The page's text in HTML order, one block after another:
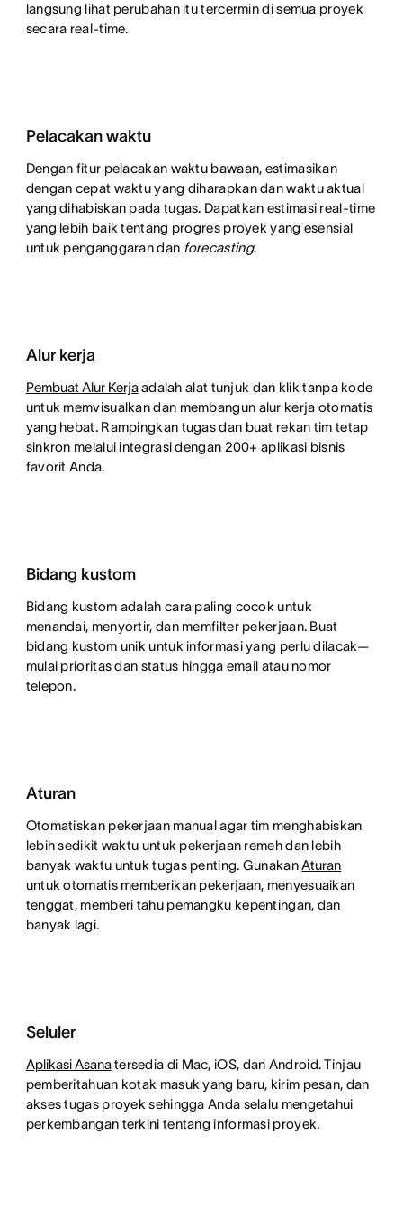
langsung lihat perubahan itu tercermin di semua proyek
secara real-time.
Pelacakan waktu
Dengan fitur pelacakan waktu bawaan, estimasikan
dengan cepat waktu yang diharapkan dan waktu aktual
yang dihabiskan pada tugas. Dapatkan estimasi real-time
yang lebih baik tentang progres proyek yang esensial
untuk penganggaran dan forecasting.
Alur kerja
Pembuat Alur Kerjaadalah alat tunjuk dan klik tanpa kode
untuk memvisualkan dan membangun alur kerja otomatis
yang hebat. Rampingkan tugas dan buat rekan tim tetap
sinkron melalui integrasi dengan 200+ aplikasi bisnis
favorit Anda.
Bidang kustom
Bidang kustom adalah cara paling cocok untuk
menandai, menyortir, dan memfilter pekerjaan. Buat
bidang kustom unik untuk informasi yang perlu dilacak—
mulai prioritas dan status hingga email atau nomor
telepon.
Aturan
Otomatiskan pekerjaan manual agar tim menghabiskan
lebih sedikit waktu untuk pekerjaan remeh dan lebih
banyak waktu untuk tugas penting. GunakanAturan
untuk otomatis memberikan pekerjaan, menyesuaikan
tenggat, memberi tahu pemangku kepentingan, dan
banyak lagi.
Seluler
Aplikasi Asanatersedia di Mac, iOS, dan Android. Tinjau
pemberitahuan kotak masuk yang baru, kirim pesan, dan
akses tugas proyek sehingga Anda selalu mengetahui
perkembangan terkini tentang informasi proyek.